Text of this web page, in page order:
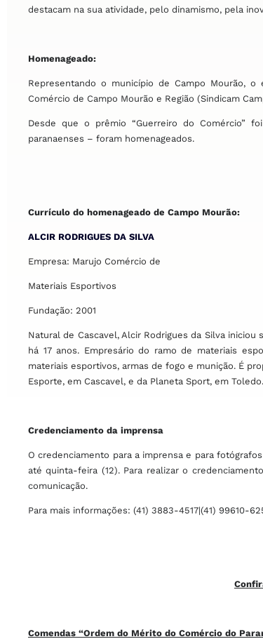
destacam na sua atividade, pelo dinamismo, pela
Homenageado:
Representando o município de Campo Mourão, o
Comércio de Campo Mourão e Região (Sindicam
Desde que o prêmio “Guerreiro do Comércio”
paranaenses – foram homenageados.
Currículo do homenageado de Campo Mourão:
ALCIR RODRIGUES DA SILVA
Empresa: Marujo Comércio de
Materiais Esportivos
Fundação: 2001
Natural de Cascavel, Alcir Rodrigues da Silva
há 17 anos. Empresário do ramo de materiais
materiais esportivos, armas de fogo e munição. É
Esporte, em Cascavel, e da Planeta Sport, em Toledo.
Credenciamento da imprensa
O credenciamento para a imprensa e para
até quinta-feira (12). Para realizar o
comunicação.
Para mais informações: (41) 3883-4517|(41) 99610-
Comendas “Ordem do Mérito do Comércio do